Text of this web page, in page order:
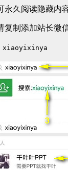
永久阅读隐藏内容
复制添加站长微
xiaoyixinya